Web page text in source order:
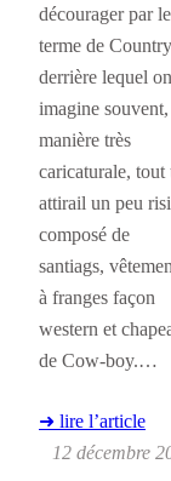
décourager par le
terme de Country
derrière lequel on
imagine
manière très
caricaturale, tout
attirail un peu
composé de
santiags,
à franges façon
western et
de Cow-boy.…
➜ lire l’article
12 décembre